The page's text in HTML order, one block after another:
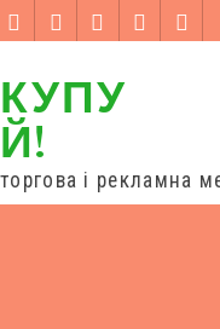
КУПУ
Й!
торгова і рекламна